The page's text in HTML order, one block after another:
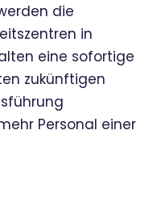
die
in
eine sofortige
zukünftigen
Personal einer